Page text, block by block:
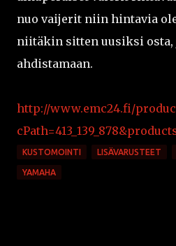
nuo vaijerit niin hintavia
niitäkin sitten uusiksi osta,
ahdistamaan.
http://www.emc24.fi/
KUSTOMOINTI LISÄVARUSTEET
YAMAHA